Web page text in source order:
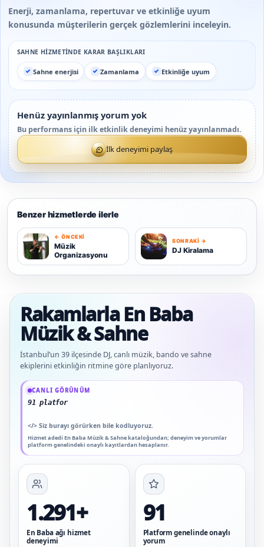
Enerji, zamanlama, repertuvar ve etkinliğe uyum
konusunda müşterilerin gerçek gözlemlerini inceleyin.
SAHNE HIZMETINDE KARAR BAŞLIKLARI
Sahne enerjisi Zamanlama Etkinliğe uyum
Henüz yayınlanmış yorum yok
Bu performans için ilk etkinlik deneyimi henüz yayınlanmadı.
İlk deneyimi paylaş
Benzer hizmetlerde ilerle
M
← ÖNCEKI
Müzik
Organizasyonu
D SONRAKI →
DJ Kiralama
Rakamlarla En Baba
Müzik & Sahne
İstanbul’un 39 ilçesinde DJ, canlı müzik, bando ve sahne
ekiplerini etkinliğin ritmine göre planlıyoruz.
CANLI GÖRÜNÜM
91 platform genelinde onaylı yorum
</> Siz burayı görürken bile kodluyoruz.
Hizmet adedi En Baba Müzik & Sahne kataloğundan; deneyim ve yorumlar
platform genelindeki onaylı kayıtlardan hesaplanır.
Güncel veriler: 1.291+ En Baba ağı hizmet deneyimi; 91 platform genelinde
1.291+
En Baba ağı hizmet
deneyimi
91
Platform genelinde onaylı
yorum